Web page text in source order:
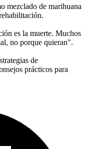
mezclado de marihuana
es la muerte. Muchos
no porque quieran".
de
prácticos para